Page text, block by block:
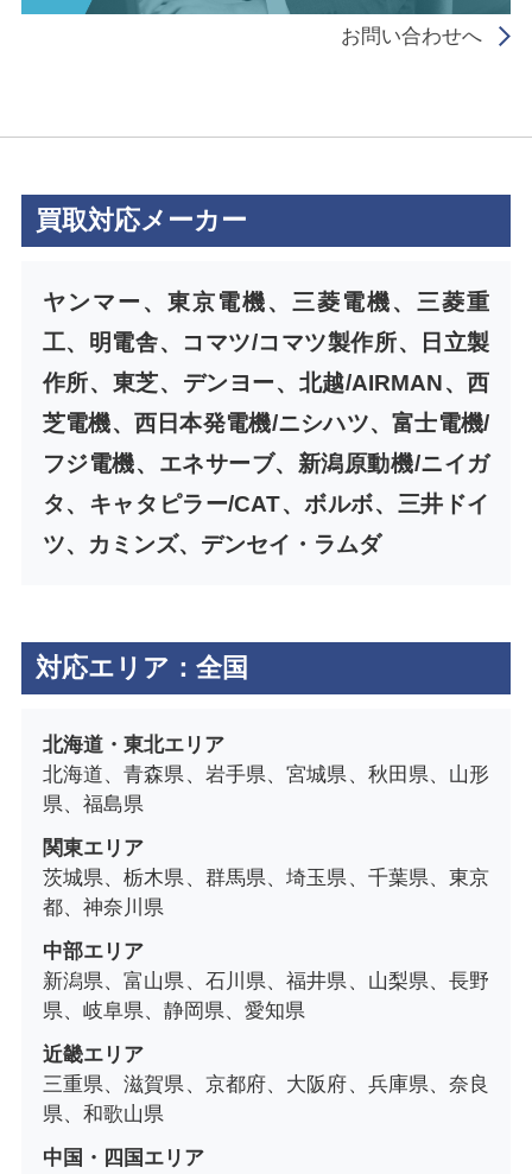
お問い合わせへ
買取対応メーカー
ヤンマー、東京電機、三菱電機、三菱重
工、明電舎、コマツ/コマツ製作所、日立製
作所、東芝、デンヨー、北越/AIRMAN、西
芝電機、西日本発電機/ニシハツ、富士電機/
フジ電機、エネサーブ、新潟原動機/ニイガ
タ、キャタピラー/CAT、ボルボ、三井ドイ
ツ、カミンズ、デンセイ・ラムダ
対応エリア：全国
北海道・東北エリア
北海道、青森県、岩手県、宮城県、秋田県、山形
県、福島県
関東エリア
茨城県、栃木県、群馬県、埼玉県、千葉県、東京
都、神奈川県
中部エリア
新潟県、富山県、石川県、福井県、山梨県、長野
県、岐阜県、静岡県、愛知県
近畿エリア
三重県、滋賀県、京都府、大阪府、兵庫県、奈良
県、和歌山県
中国・四国エリア